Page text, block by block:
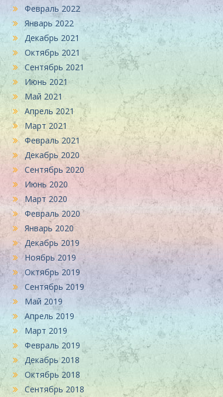
Февраль 2022
Январь 2022
Декабрь 2021
Октябрь 2021
Сентябрь 2021
Июнь 2021
Май 2021
Апрель 2021
Март 2021
Февраль 2021
Декабрь 2020
Сентябрь 2020
Июнь 2020
Март 2020
Февраль 2020
Январь 2020
Декабрь 2019
Ноябрь 2019
Октябрь 2019
Сентябрь 2019
Май 2019
Апрель 2019
Март 2019
Февраль 2019
Декабрь 2018
Октябрь 2018
Сентябрь 2018